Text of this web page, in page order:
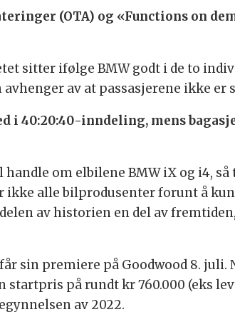
(OTA) og «Functions on
sitter ifølge BMW godt i de to
av at passasjerene ikke er
i 40:20:40-inndeling, mens
handle om elbilene BMW iX og i4,
ikke alle bilprodusenter forunt å
delen av historien en del av
sin premiere på Goodwood 8.
startpris på rundt kr 760.000 (eks
av 2022.